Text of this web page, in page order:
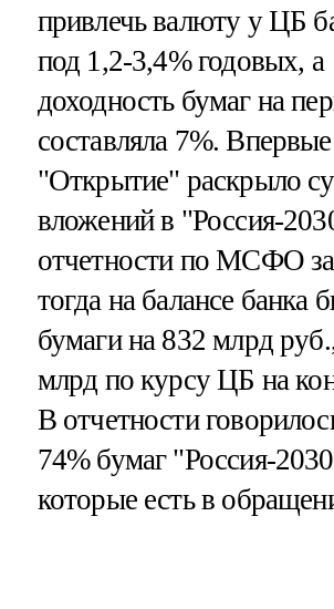
привлечь валюту у ЦБ
под 1,2-3,4% годовых, а
доходность бумаг на
составляла 7%. Впервые
"Открытие" раскрыло
вложений в "Россия-
отчетности по МСФО за
тогда на балансе банка
бумаги на 832 млрд
млрд по курсу ЦБ на
В отчетности
74% бумаг "Россия-
которые есть в